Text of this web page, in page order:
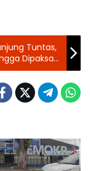
Tuntas,
Dipaksa
Bebas